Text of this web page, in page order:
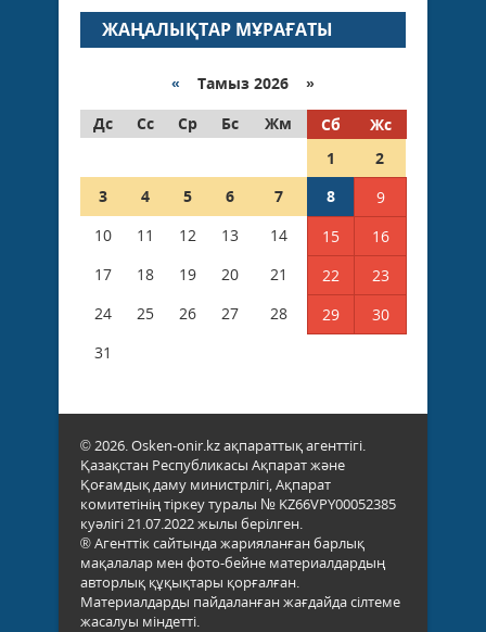
ЖАҢАЛЫҚТАР МҰРАҒАТЫ
« Тамыз 2026 »
Дс
Сс Ср Бс Жм Сб
Жс
1
2
3
4 5 6 7 8
9
10
11 12 13 14 15
16
17
18 19 20 21 22
23
24
25 26 27 28 29
30
31
© 2026. Osken-onir.kz ақпараттық агенттігі.
Қазақстан Республикасы Ақпарат және
Қоғамдық даму министрлігі, Ақпарат
комитетінің тіркеу туралы № KZ66VPY00052385
куәлігі 21.07.2022 жылы берілген.
® Агенттік сайтында жарияланған барлық
мақалалар мен фото-бейне материалдардың
авторлық құқықтары қорғалған.
Материалдарды пайдаланған жағдайда сілтеме
жасалуы міндетті.